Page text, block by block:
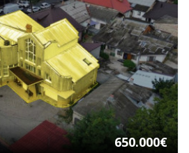
650.000€